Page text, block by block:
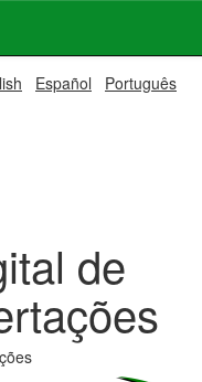
Español Português
de